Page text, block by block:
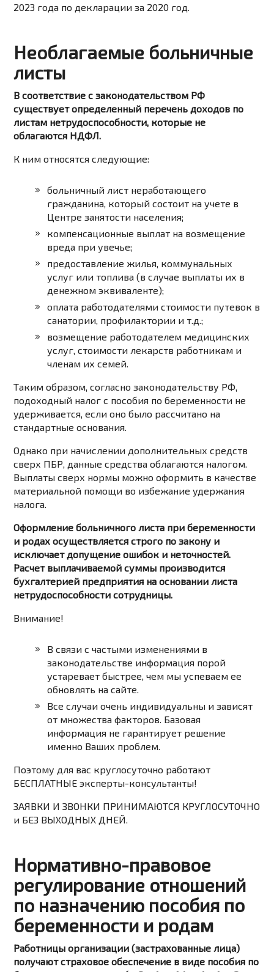
2023 года по декларации за 2020 год.
Необлагаемые больничные
листы
В соответствие с законодательством РФ
существует определенный перечень доходов по
листам нетрудоспособности, которые не
облагаются НДФЛ.
К ним относятся следующие:
больничный лист неработающего
гражданина, который состоит на учете в
Центре занятости населения;
компенсационные выплат на возмещение
вреда при увечье;
предоставление жилья, коммунальных
услуг или топлива (в случае выплаты их в
денежном эквиваленте);
оплата работодателями стоимости путевок в
санатории, профилактории и т.д.;
возмещение работодателем медицинских
услуг, стоимости лекарств работникам и
членам их семей.
Таким образом, согласно законодательству РФ,
подоходный налог с пособия по беременности не
удерживается, если оно было рассчитано на
стандартные основания.
Однако при начислении дополнительных средств
сверх ПБР, данные средства облагаются налогом.
Выплаты сверх нормы можно оформить в качестве
материальной помощи во избежание удержания
налога.
Оформление больничного листа при беременности
и родах осуществляется строго по закону и
исключает допущение ошибок и неточностей.
Расчет выплачиваемой суммы производится
бухгалтерией предприятия на основании листа
нетрудоспособности сотрудницы.
Внимание!
В связи с частыми изменениями в
законодательстве информация порой
устаревает быстрее, чем мы успеваем ее
обновлять на сайте.
Все случаи очень индивидуальны и зависят
от множества факторов. Базовая
информация не гарантирует решение
именно Ваших проблем.
Поэтому для вас круглосуточно работают
БЕСПЛАТНЫЕ эксперты-консультанты!
ЗАЯВКИ И ЗВОНКИ ПРИНИМАЮТСЯ КРУГЛОСУТОЧНО
и БЕЗ ВЫХОДНЫХ ДНЕЙ.
Нормативно-правовое
регулирование отношений
по назначению пособия по
беременности и родам
Работницы организации (застрахованные лица)
получают страховое обеспечение в виде пособия по